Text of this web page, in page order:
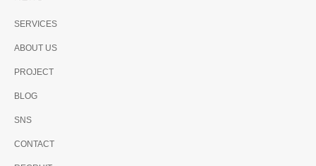
あぶくまの丘に寄り添う大き
な屋根
SERVICES
ABOUT US
PROJECT
BLOG
SNS
CONTACT